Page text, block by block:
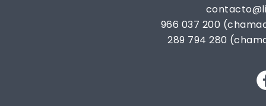
966 037 200
289 794 280